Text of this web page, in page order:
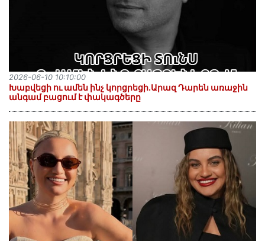
Խաբվեցի ու ամեն ինչ կորցրեցի.Արազ Դարեն առաջին
անգամ բացում է փակագծերը
2026-06-10 10:10:00